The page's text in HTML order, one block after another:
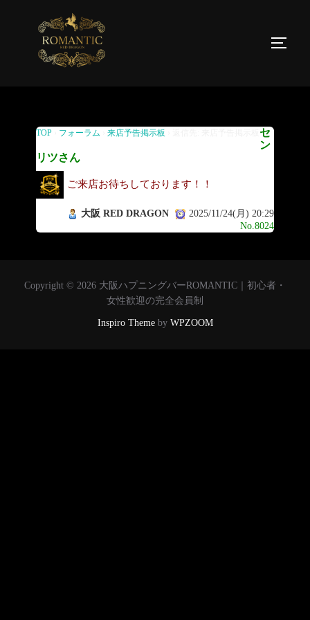
返信先: 来店予告掲示板
TOP フォーラム 来店予告掲示板
セ
ン
リツさん
ご来店お待ちしております！！
大阪 RED DRAGON
2025/11/24(月) 20:29
No.8024
Copyright © 2026 大阪ハプニングバーROMANTIC｜初心者・
女性歓迎の完全会員制
Inspiro Themeby WPZOOM